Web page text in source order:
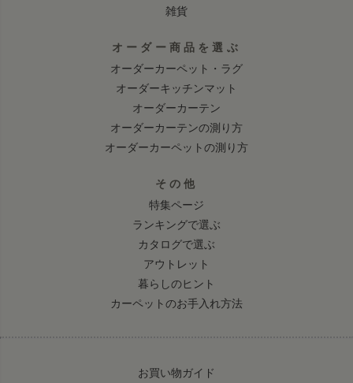
雑貨
オーダー商品を選ぶ
オーダーカーペット・ラグ
オーダーキッチンマット
オーダーカーテン
オーダーカーテンの測り方
オーダーカーペットの測り方
その他
特集ページ
ランキングで選ぶ
カタログで選ぶ
アウトレット
暮らしのヒント
カーペットのお手入れ方法
お買い物ガイド